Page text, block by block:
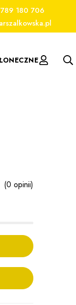
789 180 706
(0 opinii)